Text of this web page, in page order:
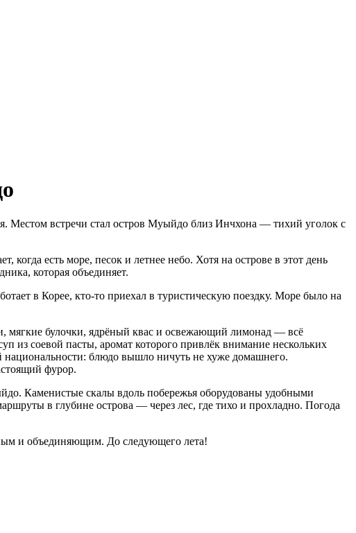
встречи стал остров Муыйдо близ Инчхона — тихий уголок с
есть море, песок и летнее небо. Хотя на острове в этот день
которая объединяет.
в Корее, кто-то приехал в туристическую поездку. Море было на
мягкие булочки, ядрёный квас и освежающий лимонад — всё
из соевой пасты, аромат которого привлёк внимание нескольких
национальности: блюдо вышло ничуть не хуже домашнего.
фурор.
Каменистые скалы вдоль побережья оборудованы удобными
в глубине острова — через лес, где тихо и прохладно. Погода
и объединяющим. До следующего лета!